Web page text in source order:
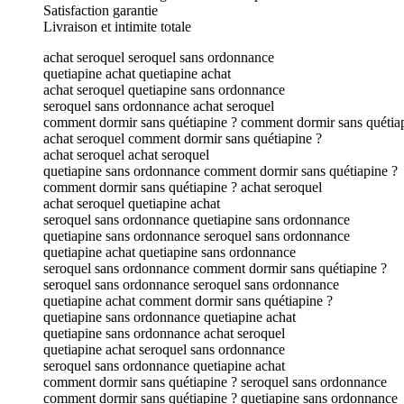
Satisfaction garantie
Livraison et intimite totale
achat seroquel seroquel sans ordonnance
quetiapine achat quetiapine achat
achat seroquel quetiapine sans ordonnance
seroquel sans ordonnance achat seroquel
comment dormir sans quétiapine ? comment dormir sans
achat seroquel comment dormir sans quétiapine ?
achat seroquel achat seroquel
quetiapine sans ordonnance comment dormir sans quétiapine ?
comment dormir sans quétiapine ? achat seroquel
achat seroquel quetiapine achat
seroquel sans ordonnance quetiapine sans ordonnance
quetiapine sans ordonnance seroquel sans ordonnance
quetiapine achat quetiapine sans ordonnance
seroquel sans ordonnance comment dormir sans quétiapine ?
seroquel sans ordonnance seroquel sans ordonnance
quetiapine achat comment dormir sans quétiapine ?
quetiapine sans ordonnance quetiapine achat
quetiapine sans ordonnance achat seroquel
quetiapine achat seroquel sans ordonnance
seroquel sans ordonnance quetiapine achat
comment dormir sans quétiapine ? seroquel sans ordonnance
comment dormir sans quétiapine ? quetiapine sans ordonnance